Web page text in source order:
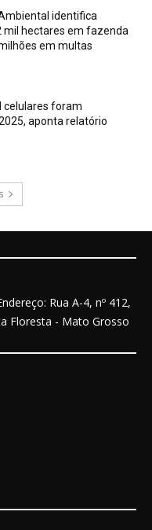
identifica
mil hectares em fazenda
em multas
celulares foram
aponta relatório
Rua A-4, nº 412,
Floresta - Mato Grosso